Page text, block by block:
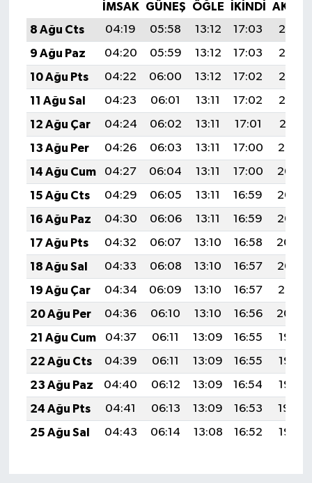
İMSAK GÜNEŞ ÖĞLE İKINDI
8 Ağu Cts
04:19 05:58 13:12 17:03
20:16
9 Ağu Paz
04:20 05:59 13:12 17:03
20:15
10 Ağu Pts
04:22 06:00 13:12 17:02
20:13
11 Ağu Sal
04:23 06:01 13:11 17:02
20:12
12 Ağu Çar
04:24 06:02 13:11 17:01
20:11
13 Ağu Per
04:26 06:03 13:11 17:00
20:10
14 Ağu Cum
04:27 06:04 13:11 17:00
20:08
15 Ağu Cts
04:29 06:05 13:11 16:59
20:07
16 Ağu Paz
04:30 06:06 13:11 16:59
20:05
17 Ağu Pts
04:32 06:07 13:10 16:58
20:04
18 Ağu Sal
04:33 06:08 13:10 16:57
20:03
19 Ağu Çar
04:34 06:09 13:10 16:57
20:01
20 Ağu Per
04:36 06:10 13:10 16:56
20:00
21 Ağu Cum
04:37 06:11 13:09 16:55
19:58
22 Ağu Cts
04:39 06:11 13:09 16:55
19:57
23 Ağu Paz
04:40 06:12 13:09 16:54
19:55
24 Ağu Pts
04:41 06:13 13:09 16:53
19:54
25 Ağu Sal
04:43 06:14 13:08 16:52 19:52